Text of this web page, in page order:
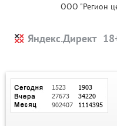
ООО "Регион
Яндекс.Директ